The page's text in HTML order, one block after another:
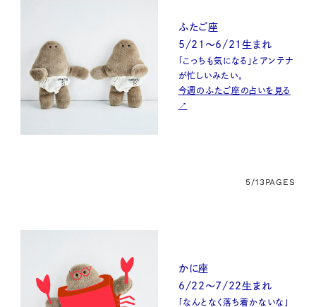
ふたご座
5/21～6/21生まれ
「こっちも気になる」とアンテナ
が忙しいみたい。
今週のふたご座の占いを見る
↗
5/13PAGES
かに座
6/22～7/22生まれ
「なんとなく落ち着かないな」